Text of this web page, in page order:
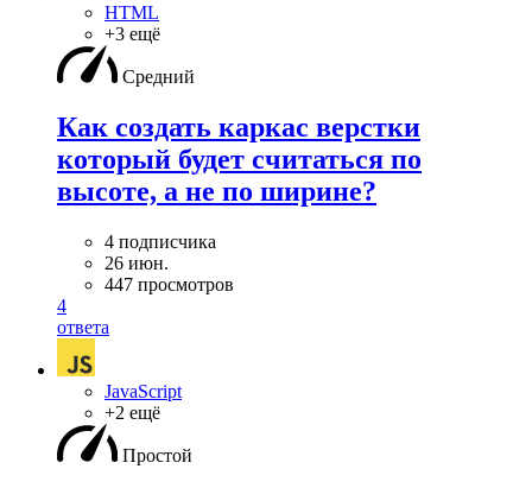
HTML
+3 ещё
Средний
Как создать каркас верстки
который будет считаться по
высоте, а не по ширине?
4 подписчика
26 июн.
447 просмотров
4
ответа
JavaScript
+2 ещё
Простой